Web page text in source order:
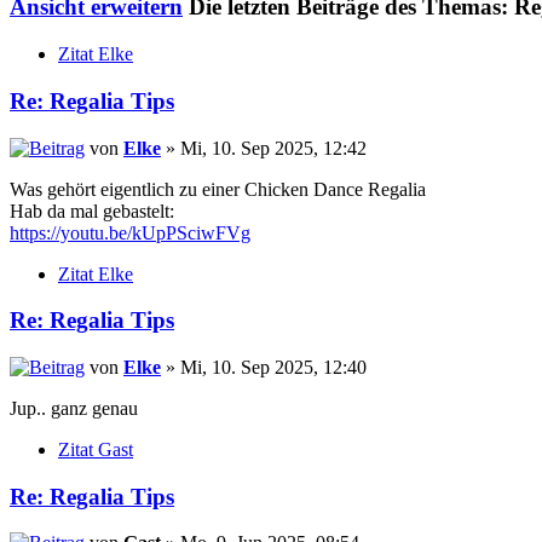
Ansicht erweitern Die letzten Beiträge des Themas:
Zitat Elke
Re: Regalia Tips
von Elke » Mi, 10. Sep 2025, 12:42
Was gehört eigentlich zu einer Chicken Dance Regalia
Hab da mal gebastelt:
https://youtu.be/kUpPSciwFVg
Zitat Elke
Re: Regalia Tips
von Elke » Mi, 10. Sep 2025, 12:40
Jup.. ganz genau
Zitat Gast
Re: Regalia Tips